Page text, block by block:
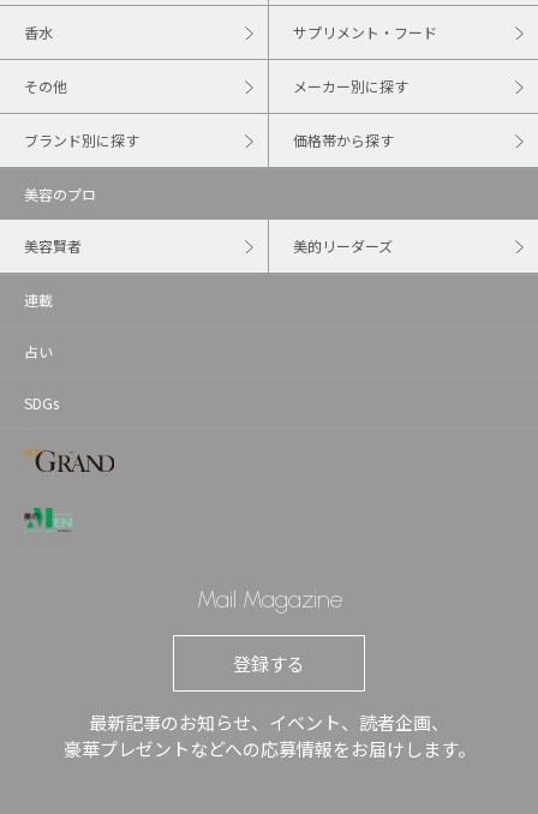
香水 サプリメント・フード
その他 メーカー別に探す
ブランド別に探す 価格帯から探す
美容のプロ
美容賢者 美的リーダーズ
連載
占い
SDGs
Mail Magazine
登録する
最新記事のお知らせ、イベント、読者企画、
豪華プレゼントなどへの応募情報をお届けします。